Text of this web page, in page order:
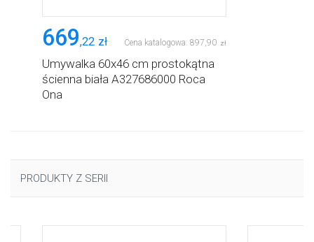
669,22 zł Cena katalogowa: 897,90 zł
Umywalka 60x46 cm prostokątna
ścienna biała A327686000 Roca
Ona
PRODUKTY Z SERII